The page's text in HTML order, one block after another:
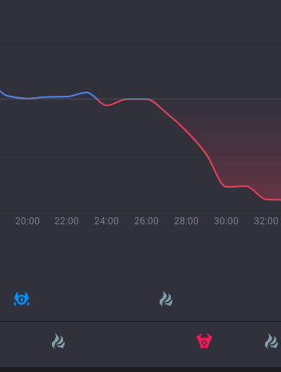
20:00 22:00 24:00 26:00 28:00 30:00 32:00